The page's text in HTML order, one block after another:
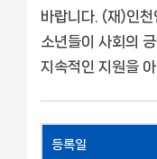
바랍니다. (재)인
소년들이 사회의
지속적인 지원을
등록일